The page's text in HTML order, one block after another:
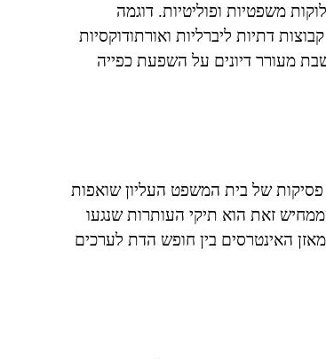
משפטיות ופוליטיות. דוגמה
דתיות ליברליות ואורתודוקסיות
מעורר דיונים על השפעת כפייה
של בית המשפט העליון שואפות
זאת הוא תיקי העותרות שנגעו
האינטרסים בין חופש הדת לערכים